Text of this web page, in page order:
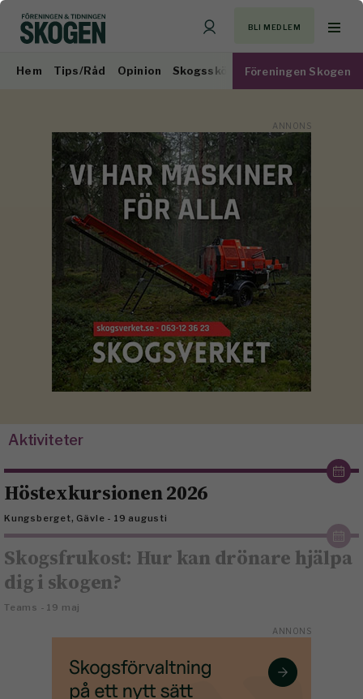
BLI MEDLEM
Hem Tips/Råd Opinion Skogsskötsel Virkesmarknad
Föreningen Skogen
Aktiviteter
Höstexkursionen 2026
Kungsberget, Gävle - 19 augusti
Skogsfrukost: Hur kan drönare hjälpa
dig i skogen?
Teams - 19 maj